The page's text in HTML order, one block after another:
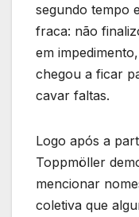
segundo tempo
fraca: não
em
chegou a ficar
cavar faltas.
Logo após a
Toppmöller
mencionar
coletiva que